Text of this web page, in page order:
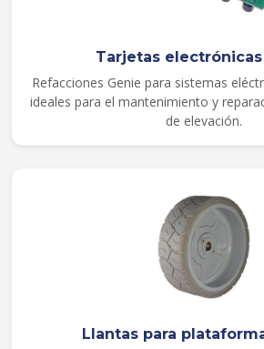
Tarjetas electrónicas
Refacciones Genie para sistemas
ideales para el mantenimiento y
de elevación.
Llantas para